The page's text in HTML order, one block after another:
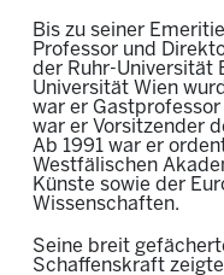
Bis zu seiner
Professor und
der Ruhr-Universität
Universität Wien
war er
war er Vorsitzender
Ab 1991 war er
Westfälischen
Künste sowie der
Wissenschaften.
Seine breit
Schaffenskraft